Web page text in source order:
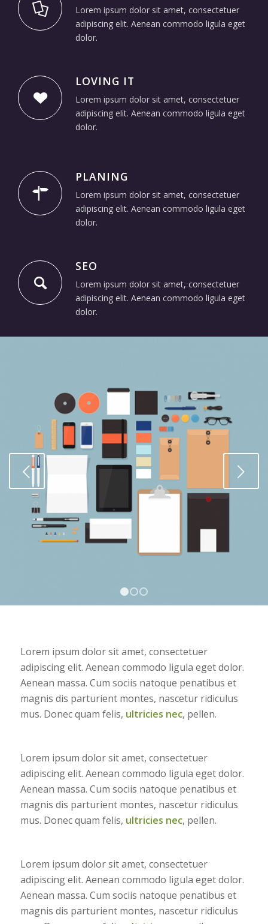
Lorem ipsum dolor sit amet, consectetuer
adipiscing elit. Aenean commodo ligula eget
dolor.
LOVING IT
Lorem ipsum dolor sit amet, consectetuer
adipiscing elit. Aenean commodo ligula eget
dolor.
PLANING
Lorem ipsum dolor sit amet, consectetuer
adipiscing elit. Aenean commodo ligula eget
dolor.
SEO
Lorem ipsum dolor sit amet, consectetuer
adipiscing elit. Aenean commodo ligula eget
dolor.
Next
Lorem ipsum dolor sit amet, consectetuer
adipiscing elit. Aenean commodo ligula eget dolor.
Aenean massa. Cum sociis natoque penatibus et
magnis dis parturient montes, nascetur ridiculus
mus. Donec quam felis, ultricies nec, pellen.
Lorem ipsum dolor sit amet, consectetuer
adipiscing elit. Aenean commodo ligula eget dolor.
Aenean massa. Cum sociis natoque penatibus et
magnis dis parturient montes, nascetur ridiculus
mus. Donec quam felis, ultricies nec, pellen.
Lorem ipsum dolor sit amet, consectetuer
adipiscing elit. Aenean commodo ligula eget dolor.
Aenean massa. Cum sociis natoque penatibus et
magnis dis parturient montes, nascetur ridiculus